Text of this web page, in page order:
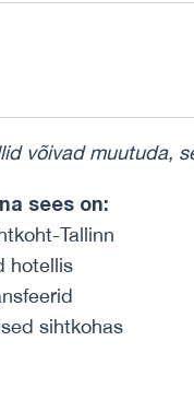
võivad muutuda,
sees on:
Tallinn
hotellis
sihtkohas